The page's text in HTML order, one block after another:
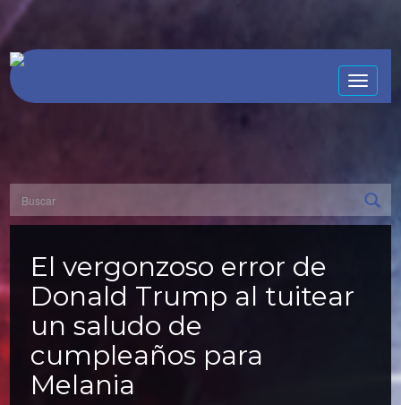
Toggle
El vergonzoso error de
Donald Trump al tuitear
un saludo de
cumpleaños para
Melania